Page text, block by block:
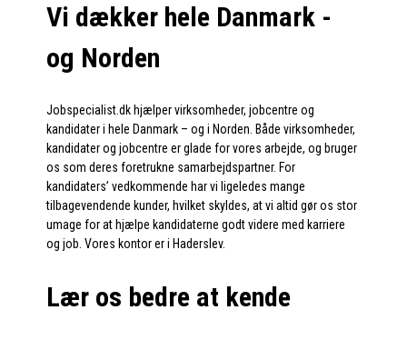
Vi dækker hele Danmark -
og Norden
Jobspecialist.dk hjælper virksomheder, jobcentre og
kandidater i hele Danmark – og i Norden. Både virksomheder,
kandidater og jobcentre er glade for vores arbejde, og bruger
os som deres foretrukne samarbejdspartner. For
kandidaters’ vedkommende har vi ligeledes mange
tilbagevendende kunder, hvilket skyldes, at vi altid gør os stor
umage for at hjælpe kandidaterne godt videre med karriere
og job. Vores kontor er i Haderslev.
Lær os bedre at kende